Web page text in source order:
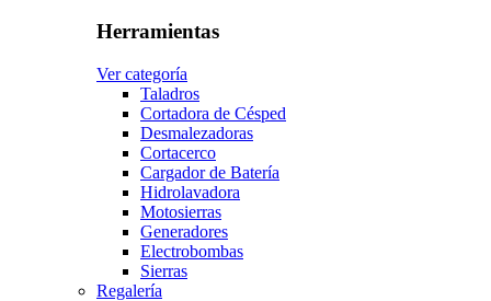
Herramientas
Ver categoría
Taladros
Cortadora de Césped
Desmalezadoras
Cortacerco
Cargador de Batería
Hidrolavadora
Motosierras
Generadores
Electrobombas
Sierras
Regalería